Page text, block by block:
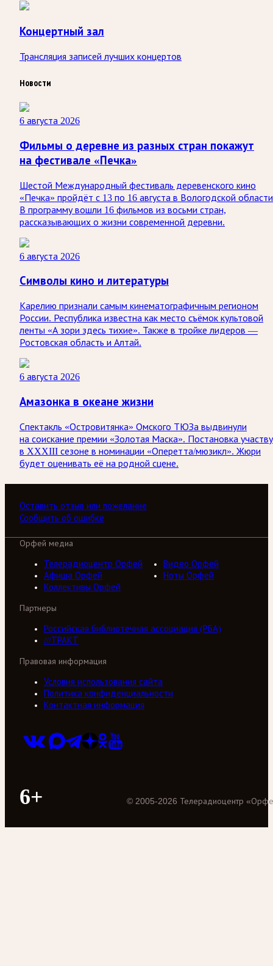
Концертный зал
Трансляция записей лучших концертов
Новости
6 августа 2026
Фильмы о деревне из разных стран покажут
на фестивале «Печка»
Шестой Международный фестиваль деревенского кино
«Печка» пройдёт с 13 по 16 августа в Вологодской
В программу вошли 16 фильмов из восьми стран,
рассказывающих о жизни современной деревни.
6 августа 2026
Символы кино и литературы
Карелию признали самым кинематографичным регионом
России. Республика известна как место съёмок культовой
ленты «А зори здесь тихие». Также в тройке лидеров —
Ростовская область и Алтай.
6 августа 2026
Амазонка в океане жизни
Спектакль «Островитянка» Омского ТЮЗа выдвинули
на соискание премии «Золотая Маска». Постановка
в XXXIII сезоне в номинации «Оперетта/мюзикл». Жюри
будет оценивать её на родной сцене.
Оставить отзыв или пожелание
Сообщить об ошибке
Орфей медиа
Телерадиоцентр Орфей
Видео Орфей
Афиша Орфей
Ноты Орфей
Коллективы Орфей
Партнеры
Российская библиотечная ассоциация (РБА)
///ТРАКТ
Правовая информация
Условия использования сайта
Политика конфиденциальности
Контактная информация
6+ © 2005-2026 Телерадиоцентр